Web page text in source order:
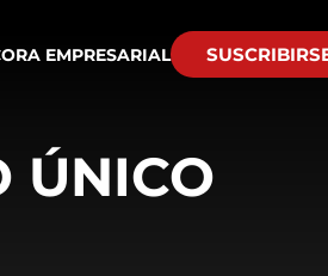
EMPRESARIAL
ÚNICO